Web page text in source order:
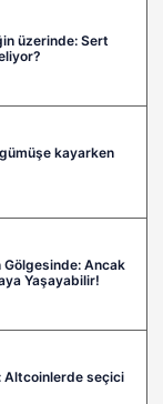
üzerinde: Sert
kayarken
Gölgesinde: Ancak
Yaşayabilir!
Altcoinlerde seçici